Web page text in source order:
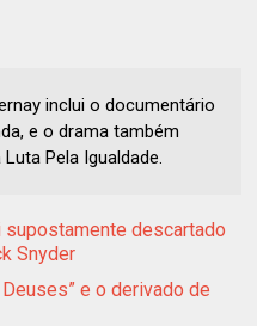
inclui o documentário
e o drama também
Pela Igualdade.
supostamente descartado
Snyder
e o derivado de